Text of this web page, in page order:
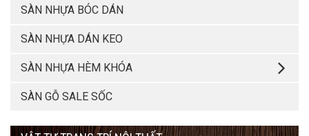
SÀN NHỰA BÓC DÁN
SÀN NHỰA DÁN KEO
SÀN NHỰA HÈM KHÓA
SÀN GỖ SALE SỐC